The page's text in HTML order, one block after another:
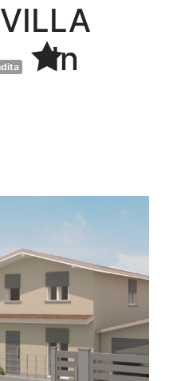
In